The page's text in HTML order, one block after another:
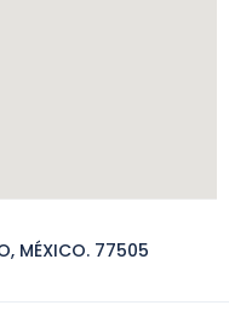
MÉXICO. 77505